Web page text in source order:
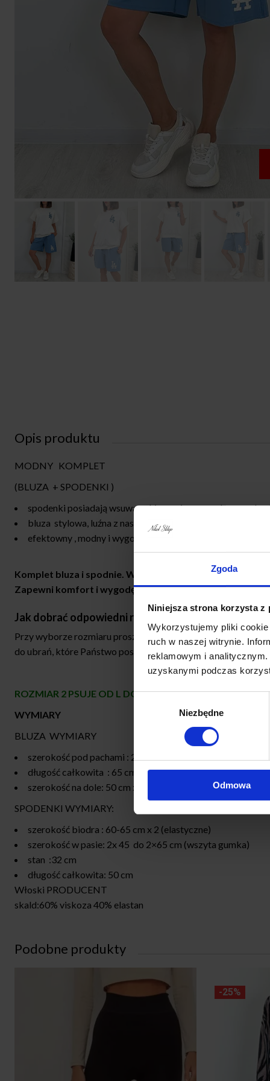
Zgoda
Niniejsza strona korzysta z
Wykorzystujemy pliki
ruch w naszej witrynie.
reklamowym i
uzyskanymi podczas
Wybór
Niezbędne
Odmowa
Opis produktu
MODNY KOMPLET
(BLUZA + SPODENKI )
spodenki posiadają wsuwane kieszenie,naszywka ,
bluza stylowa, luźna z naszywka L A
efektowny , modny i wygodny
Komplet bluza i spodnie. Wygodny dres – bluza i
Zapewni komfort i wygodę w noszeniu.
Jak dobrać odpowiedni rozmiar?
Przy wyborze rozmiaru proszę sugerować się wymiarami
do ubrań, które Państwo posiadają.
ROZMIAR 2 PSUJE OD L DO 2XL ELASTYCZNY ,
WYMIARY
BLUZA WYMIARY
szerokość pod pachami : 2×60-65cm x 2
długość całkowita : 65 cm
szerokość na dole: 50 cm x 2
SPODENKI WYMIARY:
szerokość biodra : 60-65 cm x 2 (elastyczne)
szerokość w pasie: 2x 45 do 2×65 cm (wszyta gumka)
stan :32 cm
długość całkowita: 50 cm
Włoski PRODUCENT
skald:60% viskoza 40% elastan
Podobne produkty
-25%